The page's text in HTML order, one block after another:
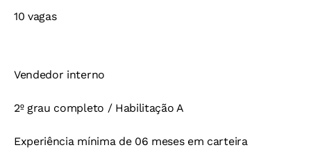
10 vagas
Vendedor interno
2º grau completo / Habilitação A
Experiência mínima de 06 meses em carteira